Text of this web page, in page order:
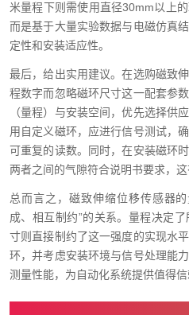
米量程下则需使用直径30mm以上
而是基于大量实验数据与电磁仿真
定性和安装适应性。
最后，给出实用建议。在选购磁致
程数字而忽略磁环尺寸这一配套参
（量程）与安装空间，优先选择供
用自定义磁环，应进行信号测试，
可重复的读数。同时，在安装磁环
两者之间的气隙符合说明书要求，这
总而言之，磁致伸缩位移传感器
成、相互制约”的关系。量程决定
寸则直接制约了这一强度的实现水
环，并考虑安装环境与信号处理能
测量性能，为自动化系统提供值得信